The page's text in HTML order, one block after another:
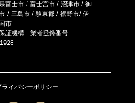
富士市 / 富士宮市 / 沼津市 / 御
/ 三島市 / 駿東郡 / 裾野市/ 伊
市
証機構 業者登録番号
ライバシーポリシー